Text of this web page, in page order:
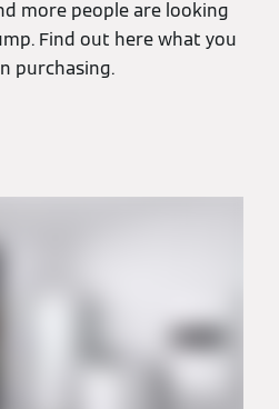
more people are looking
Find out here what you
purchasing.